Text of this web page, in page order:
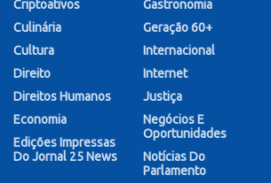
Criptoativos
Culinária
Cultura
Direito
Direitos Humanos
Economia
Edições Impressas
Do Jornal 25 News
Gastronomia
Geração 60+
Internacional
Internet
Justiça
Negócios E
Oportunidades
Notícias Do
Parlamento